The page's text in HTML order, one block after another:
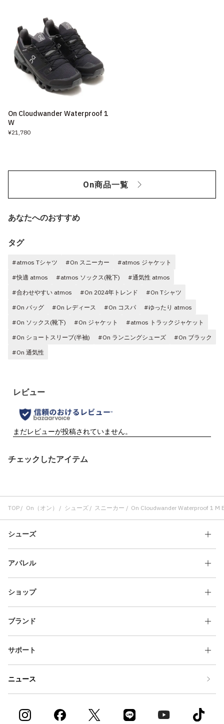
On Cloudwander Waterproof 1
W
¥21,780
On商品一覧
あなたへのおすすめ
タグ
#atmos Tシャツ #On スニーカー
#atmos ジャケット
#快適 atmos
#atmos ソックス(靴下)
#通気性 atmos
#合わせやすい atmos
#On 2024年トレンド
#On Tシャツ
#On バッグ
#On レディース #On コスパ
#ゆったり atmos
#On ソックス(靴下)
#On ジャケット
#atmos トラックジャケット
#On ショートスリーブ(半袖)
#On ランニングシューズ
#On ブラック
#On 通気性
チェックしたアイテム
TOP On（オン） シューズ スニーカー On Cloudwander Waterproof 1 M
シューズ
アパレル
ショップ
ブランド
サポート
ニュース